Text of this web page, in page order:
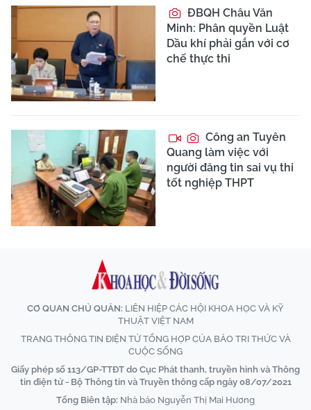
ĐBQH Châu Văn
Minh: Phân quyền Luật
Dầu khí phải gắn với cơ
chế thực thi
Công an Tuyên
Quang làm việc với
người đăng tin sai vụ thi
tốt nghiệp THPT
CƠ QUAN CHỦ QUẢN: LIÊN HIỆP CÁC HỘI KHOA HỌC VÀ KỸ
THUẬT VIỆT NAM
TRANG THÔNG TIN ĐIỆN TỬ TỔNG HỢP CỦA BÁO TRI THỨC VÀ
CUỘC SỐNG
Giấy phép số 113/GP-TTĐT do Cục Phát thanh, truyền hình và Thông
tin điện tử - Bộ Thông tin và Truyền thông cấp ngày 08/07/2021
Tổng Biên tập: Nhà báo Nguyễn Thị Mai Hương